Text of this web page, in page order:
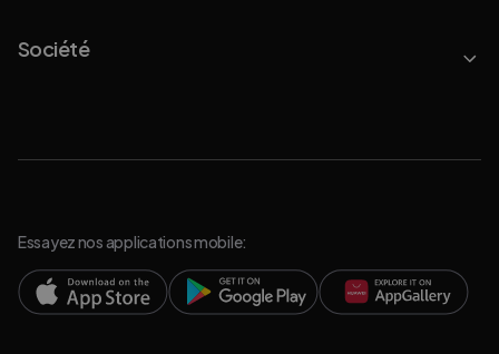
Société
Essayez nos applications mobile: